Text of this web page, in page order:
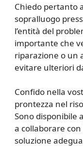
Chiedo pertanto
sopralluogo
l’entità del
importante che
riparazione o un
evitare ulteriori
Confido nella
prontezza nel
Sono disponibile
a collaborare
soluzione